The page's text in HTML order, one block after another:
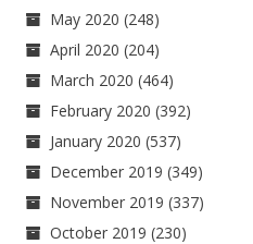
May 2020 (248)
April 2020 (204)
March 2020 (464)
February 2020 (392)
January 2020 (537)
December 2019 (349)
November 2019 (337)
October 2019 (230)